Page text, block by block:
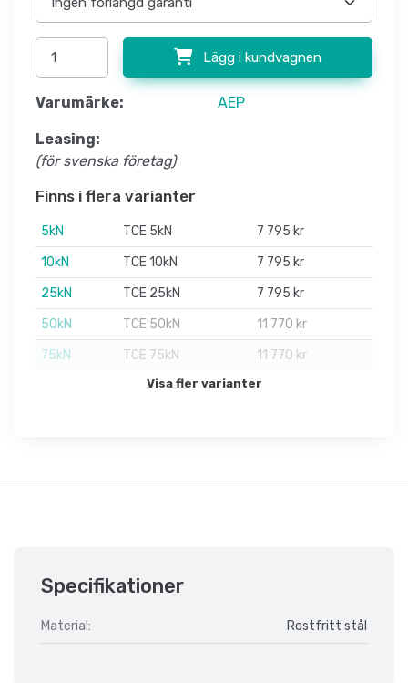
Lägg i kundvagnen
Varumärke: AEP
Leasing:
(för svenska företag)
Finns i flera varianter
5kN TCE 5kN
7 795 kr
10kN
TCE 10kN
7 795 kr
25kN
TCE 25kN
7 795 kr
50kN
TCE 50kN
11 770 kr
75kN
TCE 75kN 11 770 kr
Visa fler varianter
Specifikationer
Material: Rostfritt stål